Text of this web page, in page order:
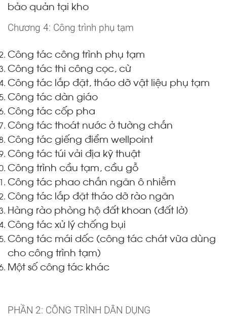
bảo quản tại kho
Chương 4: Công trình phụ tạm
Công tác công trình phụ tạm
Công tác thi công cọc, cừ
Công tác lắp đặt, tháo dỡ vật liệu phụ tạm
Công tác dàn giáo
Công tác cốp pha
Công tác thoát nước ở tường chắn
Công tác giếng điểm wellpoint
Công tác túi vải địa kỹ thuật
Công trình cầu tạm, cầu gỗ
Công tác phao chắn ngăn ô nhiễm
Công tác lắp đặt tháo dỡ rào ngăn
Hàng rào phòng hộ đất khoan (đất lở)
Công tác xử lý chống bụi
Công tác mái dốc (công tác chát vữa dùng
cho công trình tạm)
Một số công tác khác
PHẦN 2: CÔNG TRÌNH DÂN DỤNG